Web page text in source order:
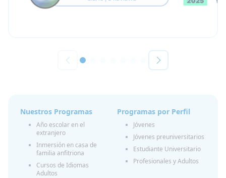
Nuestros Programas
Año escolar en el
extranjero
Inmersión en casa de
familia anfitriona
Cursos de Idiomas
Adultos
Programas por Perfil
Jóvenes
Jóvenes preuniversitarios
Estudiante Universitario
Profesionales y Adultos